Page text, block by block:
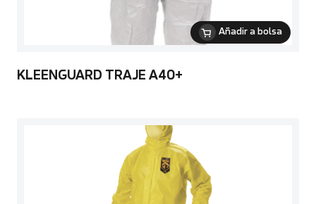
Añadir a bolsa
KLEENGUARD TRAJE A40+